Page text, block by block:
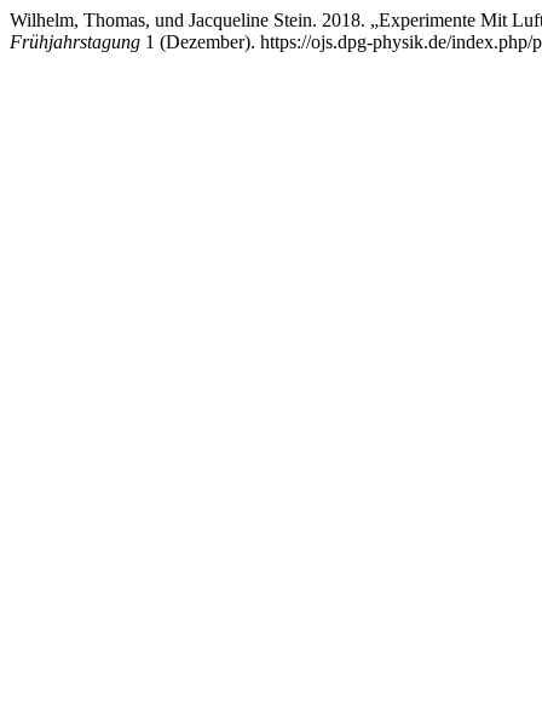
Wilhelm, Thomas, und Jacqueline Stein. 2018. „Experimente Mit
Frühjahrstagung 1 (Dezember). https://ojs.dpg-physik.de/